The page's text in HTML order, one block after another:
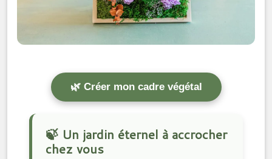
🌿 Créer mon cadre végétal
🍃 Un jardin éternel à accrocher
chez vous